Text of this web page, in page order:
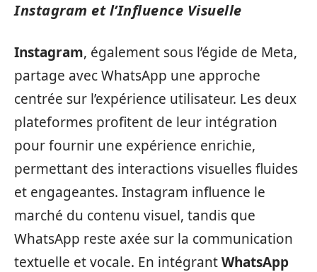
Instagram et l’Influence Visuelle
Instagram, également sous l’égide de Meta,
partage avec WhatsApp une approche
centrée sur l’expérience utilisateur. Les deux
plateformes profitent de leur intégration
pour fournir une expérience enrichie,
permettant des interactions visuelles fluides
et engageantes. Instagram influence le
marché du contenu visuel, tandis que
WhatsApp reste axée sur la communication
textuelle et vocale. En intégrantWhatsApp